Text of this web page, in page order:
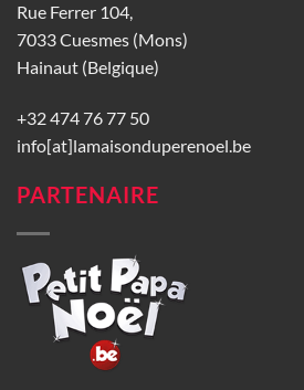
Rue Ferrer 104,
7033 Cuesmes (Mons)
Hainaut (Belgique)
+32 474 76 77 50
info[at]lamaisonduperenoel.be
PARTENAIRE